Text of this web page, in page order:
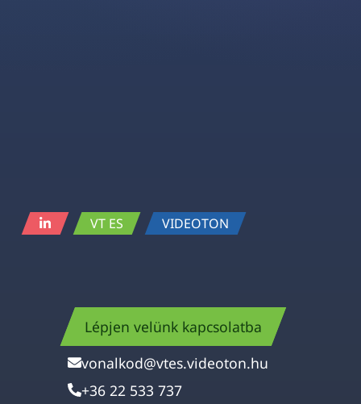
VT ES VIDEOTON
Lépjen velünk kapcsolatba
vonalkod@vtes.videoton.hu
+36 22 533 737